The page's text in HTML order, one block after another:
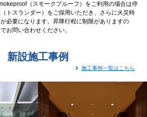
（スモークプルーフ）をご利用の場合は停
トスランダー）をご採用いただき、さらに火災時
必要になります。昇降行程に制限がありますの
お問い合わせください。
新設施工事例
施工事例一覧はこちら